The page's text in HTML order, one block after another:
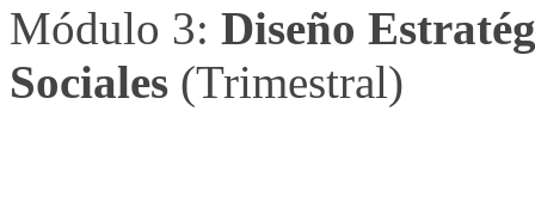
Módulo 3: Diseño
Sociales (Trimestral)